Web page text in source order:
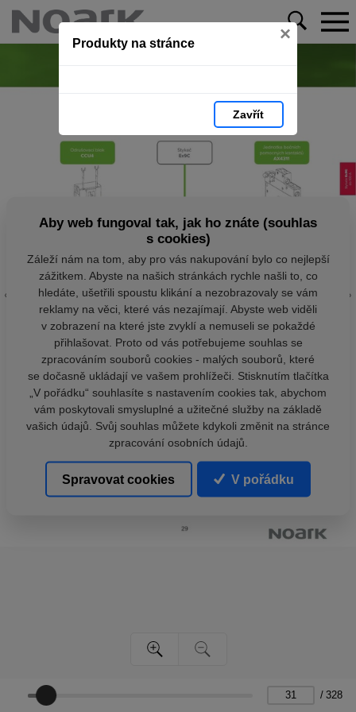
Produkty na stránce ×
Zavřít
/ 328
Aby web fungoval tak, jak ho znáte (souhlas
s cookies)
Záleží nám na tom, aby pro vás nakupování bylo co nejlepší
zážitkem. Abyste na našich stránkách rychle našli to, co
hledáte, ušetřili spoustu klikání a nezobrazovaly se vám
reklamy na věci, které vás nezajímají. Abyste web viděli
v zobrazení na které jste zvyklí a nemuseli se pokaždé
přihlašovat. Proto od vás potřebujeme souhlas se
zpracováním souborů cookies - malých souborů, které
se dočasně ukládají ve vašem prohlížeči. Stisknutím tlačítka
„V pořádku“ souhlasíte s nastavením cookies tak, abychom
vám poskytovali smysluplné a užitečné služby na základě
vašich údajů. Svůj souhlas můžete kdykoli změnit na stránce
zpracování osobních údajů.
Spravovat cookies V pořádku